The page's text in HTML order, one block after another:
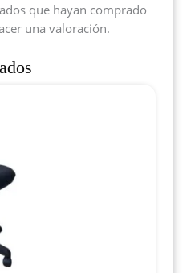
que hayan comprado
una valoración.